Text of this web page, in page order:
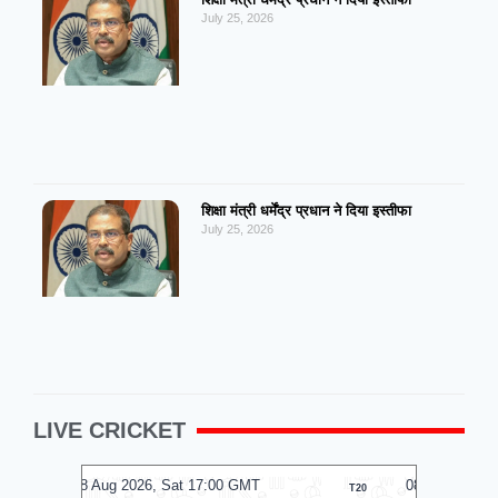
July 25, 2026
शिक्षा मंत्री धर्मेंद्र प्रधान ने दिया इस्तीफा
July 25, 2026
LIVE CRICKET
08 Aug 2026, Sat 14:00 GMT
T20